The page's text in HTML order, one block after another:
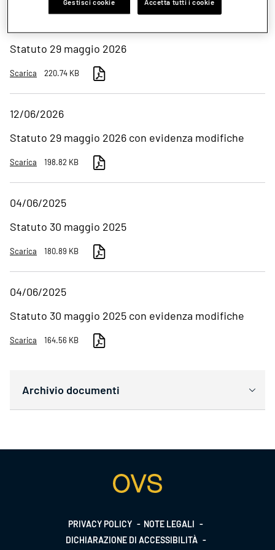
Statuto 29 maggio 2026
Scarica 220.74 KB
12/06/2026
Statuto 29 maggio 2026 con evidenza modifiche
Scarica 198.82 KB
04/06/2025
Statuto 30 maggio 2025
Scarica 180.89 KB
04/06/2025
Statuto 30 maggio 2025 con evidenza modifiche
Scarica 164.56 KB
Archivio documenti
Footer
PRIVACY POLICY
NOTE LEGALI
DICHIARAZIONE DI ACCESSIBILITÀ
Gestisci cookie Accetta tutti i cookie